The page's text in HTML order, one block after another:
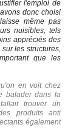
l'emploi de
donc choisi
même pas
nuisibles, tels
appréciés des
les structures,
que les
en voit chez
balader dans la
trouver un
produits anti
également